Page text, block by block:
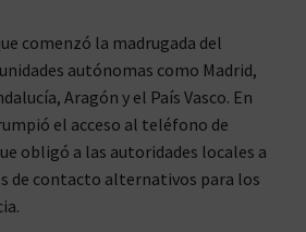
comenzó la madrugada del
autónomas como Madrid,
Aragón y el País Vasco. En
el acceso al teléfono de
obligó a las autoridades locales a
de contacto alternativos para los